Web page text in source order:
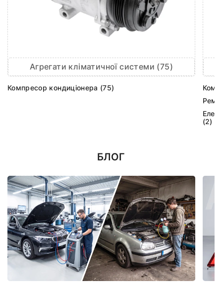
Агрегати кліматичної системи (75)
Компресор кондиціонера (75)
(2)
БЛОГ